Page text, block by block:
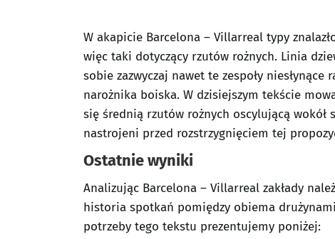
W akapicie Barcelona – Villarreal typy
więc taki dotyczący rzutów rożnych. Linia
sobie zazwyczaj nawet te zespoły
narożnika boiska. W dzisiejszym tekście
się średnią rzutów rożnych oscylującą wokół
nastrojeni przed rozstrzygnięciem tej
Ostatnie wyniki
Analizując Barcelona – Villarreal zakłady
historia spotkań pomiędzy obiema
potrzeby tego tekstu prezentujemy poniżej: